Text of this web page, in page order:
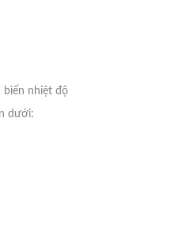
biến nhiệt độ
dưới: